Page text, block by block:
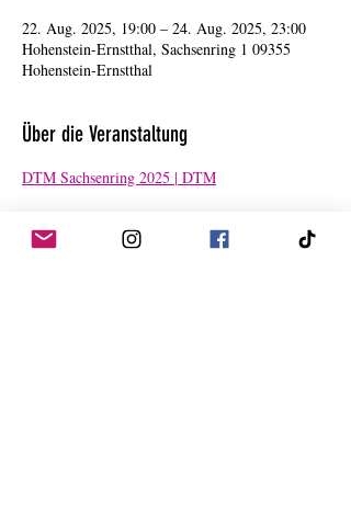
22. Aug. 2025, 19:00 – 24. Aug. 2025, 23:00
Hohenstein-Ernstthal, Sachsenring 1 09355
Hohenstein-Ernstthal
Über die Veranstaltung
DTM Sachsenring 2025 | DTM